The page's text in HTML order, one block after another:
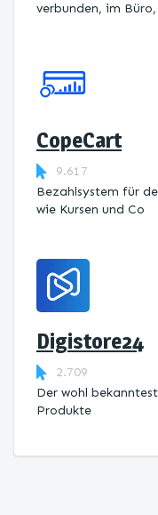
verbunden, im
CopeCart
9.617
Bezahlsystem für
wie Kursen und Co
Digistore24
2.709
Der wohl
Produkte